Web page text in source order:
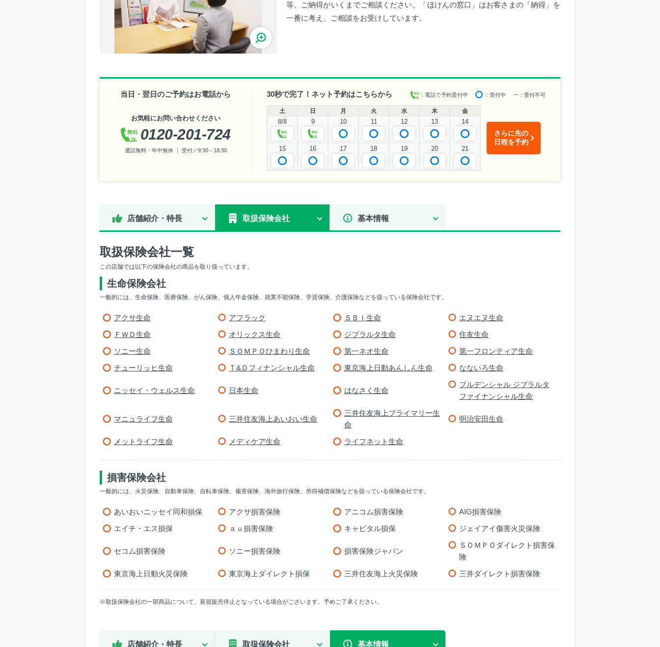
等、ご納得がいくまでご相談ください。「ほけんの窓口」はお客さまの「納得」を
一番に考え、ご相談をお受けしています。
当日・翌日のご予約はお電話から
お気軽にお問い合わせください
0120-201-724
通話無料・年中無休 ｜ 受付／9:30～18:30
30秒で完了！ネット予約はこちらから ：電話で予約受付中 ：受付中 ー ：受付不可
土 日 月 火 水 木 金
8/8 9 10 11 12 13 14
15 16 17 18 19 20 21
さらに先の
日程を予約
店舗紹介・特長 取扱保険会社 基本情報
取扱保険会社一覧
この店舗では以下の保険会社の商品を取り扱っています。
生命保険会社
一般的には、生命保険、医療保険、がん保険、個人年金保険、就業不能保険、学資保険、介護保険などを扱っている保険会社です。
アクサ生命 アフラック ＳＢＩ生命
エヌエヌ生命
ＦＷＤ生命
オリックス生命 ジブラルタ生命
住友生命
ソニー生命
ＳＯＭＰＯひまわり生命 第一ネオ生命
第一フロンティア生命
チューリッヒ生命
Ｔ&Ｄフィナンシャル生命 東京海上日動あんしん生命 なないろ生命
ニッセイ・ウェルス生命 日本生命 はなさく生命
プルデンシャル ジブラルタ
ファイナンシャル生命
マニュライフ生命 三井住友海上あいおい生命
三井住友海上プライマリー生
命
明治安田生命
メットライフ生命 メディケア生命 ライフネット生命
損害保険会社
一般的には、火災保険、自動車保険、自転車保険、傷害保険、海外旅行保険、所得補償保険などを扱っている保険会社です。
あいおいニッセイ同和損保 アクサ損害保険 アニコム損害保険
AIG損害保険
エイチ・エス損保
ａｕ損害保険 キャピタル損保 ジェイアイ傷害火災保険
セコム損害保険 ソニー損害保険 損害保険ジャパン
ＳＯＭＰＯダイレクト損害保
険
東京海上日動火災保険
東京海上ダイレクト損保 三井住友海上火災保険 三井ダイレクト損害保険
※取扱保険会社の一部商品について、新規販売停止となっている場合がございます。予めご了承ください。
店舗紹介・特長 取扱保険会社 基本情報